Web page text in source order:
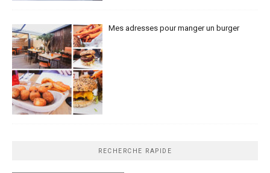
Mes adresses pour manger un burger
RECHERCHE RAPIDE